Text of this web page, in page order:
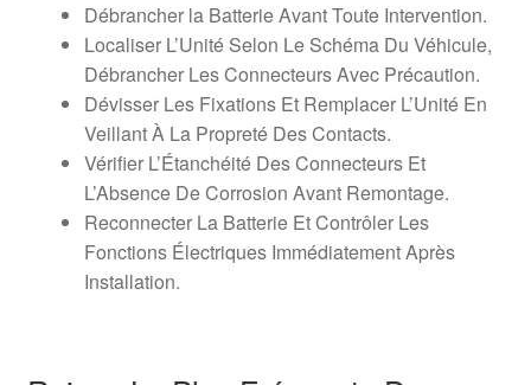
Débrancher la Batterie Avant Toute Intervention.
Localiser L’Unité Selon Le Schéma Du Véhicule,
Débrancher Les Connecteurs Avec Précaution.
Dévisser Les Fixations Et Remplacer L’Unité En
Veillant À La Propreté Des Contacts.
Vérifier L’Étanchéité Des Connecteurs Et
L’Absence De Corrosion Avant Remontage.
Reconnecter La Batterie Et Contrôler Les
Fonctions Électriques Immédiatement Après
Installation.